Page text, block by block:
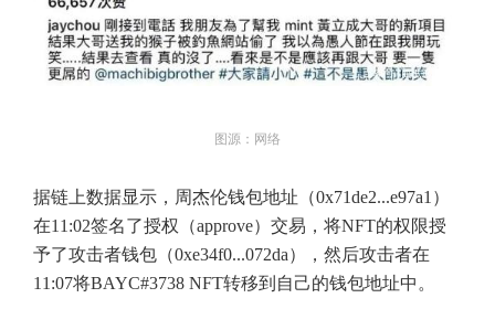
图源：网络
据链上数据显示，周杰伦钱包地址（0x71de2...e97a1）
在11:02签名了授权（approve）交易，将NFT的权限授
予了攻击者钱包（0xe34f0...072da），然后攻击者在
11:07将BAYC#3738 NFT转移到自己的钱包地址中。